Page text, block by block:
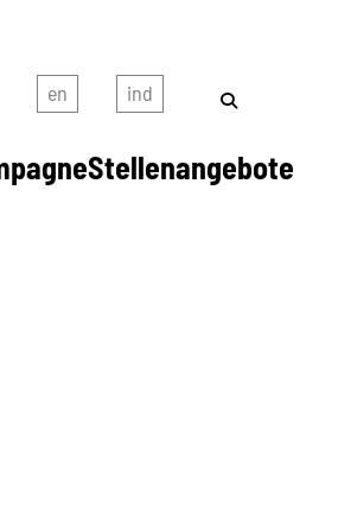
Stellenangebote